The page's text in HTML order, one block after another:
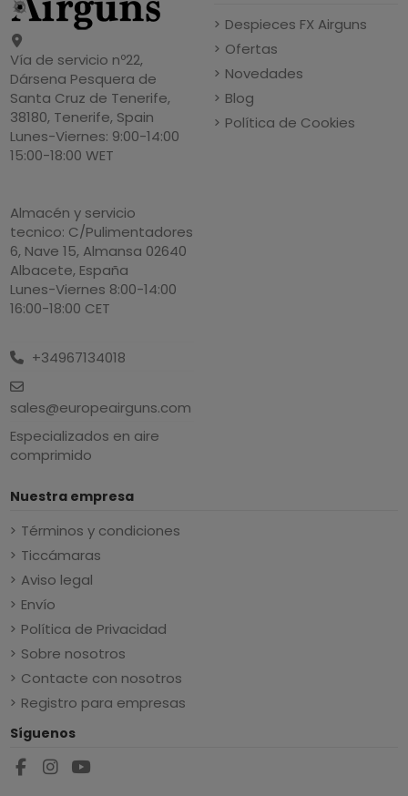
Vía de servicio nº22,
Dársena Pesquera de
Santa Cruz de Tenerife,
38180, Tenerife, Spain
Lunes-Viernes: 9:00-14:00
15:00-18:00 WET
Almacén y servicio
tecnico: C/Pulimentadores
6, Nave 15, Almansa 02640
Albacete, España
Lunes-Viernes 8:00-14:00
16:00-18:00 CET
+34967134018
sales@europeairguns.com
Especializados en aire
comprimido
Despieces FX Airguns
Ofertas
Novedades
Blog
Política de Cookies
Nuestra empresa
Términos y condiciones
Ticcámaras
Aviso legal
Envío
Política de Privacidad
Sobre nosotros
Contacte con nosotros
Registro para empresas
Síguenos